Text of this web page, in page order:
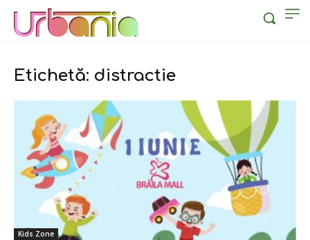
Etichetă: distractie
Kids Zone